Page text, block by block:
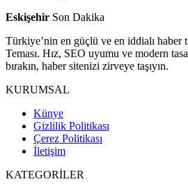
Eskişehir Son Dakika
Türkiye’nin en güçlü ve en iddialı haber
Teması. Hız, SEO uyumu ve modern
bırakın, haber sitenizi zirveye taşıyın.
KURUMSAL
Künye
Gizlilik Politikası
Çerez Politikası
İletişim
KATEGORİLER